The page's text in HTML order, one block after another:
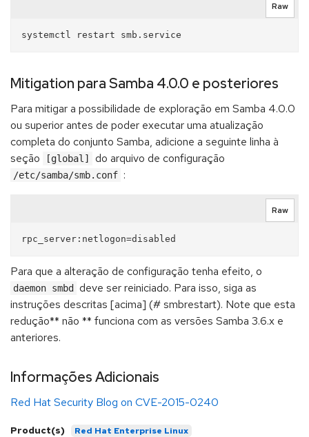
Raw
Mitigation para Samba 4.0.0 e posteriores
Para mitigar a possibilidade de exploração em Samba 4.0.0
ou superior antes de poder executar uma atualização
completa do conjunto Samba, adicione a seguinte linha à
seção
[global] do arquivo de configuração
/etc/samba/smb.conf :
Raw
Para que a alteração de configuração tenha efeito, o
daemon smbd
deve ser reiniciado. Para isso, siga as
instruções descritas [acima] (# smbrestart). Note que esta
redução** não ** funciona com as versões Samba 3.6.x e
anteriores.
Informações Adicionais
Red Hat Security Blog on CVE-2015-0240
Product(s) Red Hat Enterprise Linux